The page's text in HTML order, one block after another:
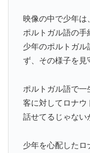
映像の中で少年は
ポルトガル語の手
少年のポルトガル
ず、その様子を見
ポルトガル語で一
客に対してロナウ
話せてるじゃない
少年を心配した